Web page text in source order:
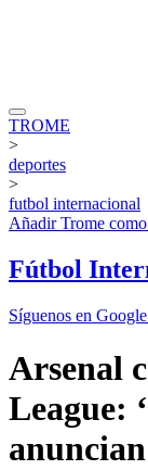
TROME
>
deportes
>
futbol internacional
AñadirTrome
Fútbol
Síguenos en
Arsenal
League: